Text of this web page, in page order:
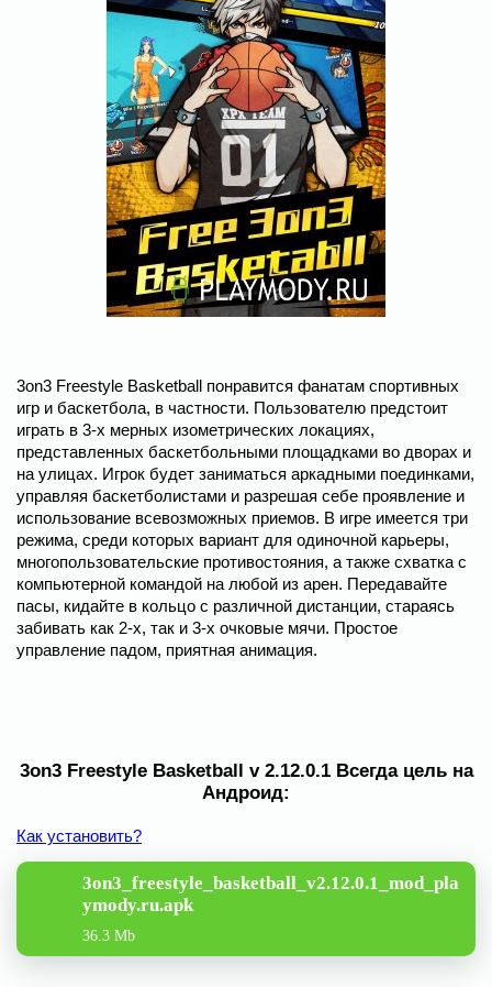
3on3 Freestyle Basketball понравится фанатам спортивных
игр и баскетбола, в частности. Пользователю предстоит
играть в 3-х мерных изометрических локациях,
представленных баскетбольными площадками во дворах и
на улицах. Игрок будет заниматься аркадными поединками,
управляя баскетболистами и разрешая себе проявление и
использование всевозможных приемов. В игре имеется три
режима, среди которых вариант для одиночной карьеры,
многопользовательские противостояния, а также схватка с
компьютерной командой на любой из арен. Передавайте
пасы, кидайте в кольцо с различной дистанции, стараясь
забивать как 2-х, так и 3-х очковые мячи. Простое
управление падом, приятная анимация.
3on3 Freestyle Basketball v 2.12.0.1 Всегда цель на
Андроид:
Как установить?
3on3_freestyle_basketball_v2.12.0.1_mod_pla
ymody.ru.apk
36.3 Mb